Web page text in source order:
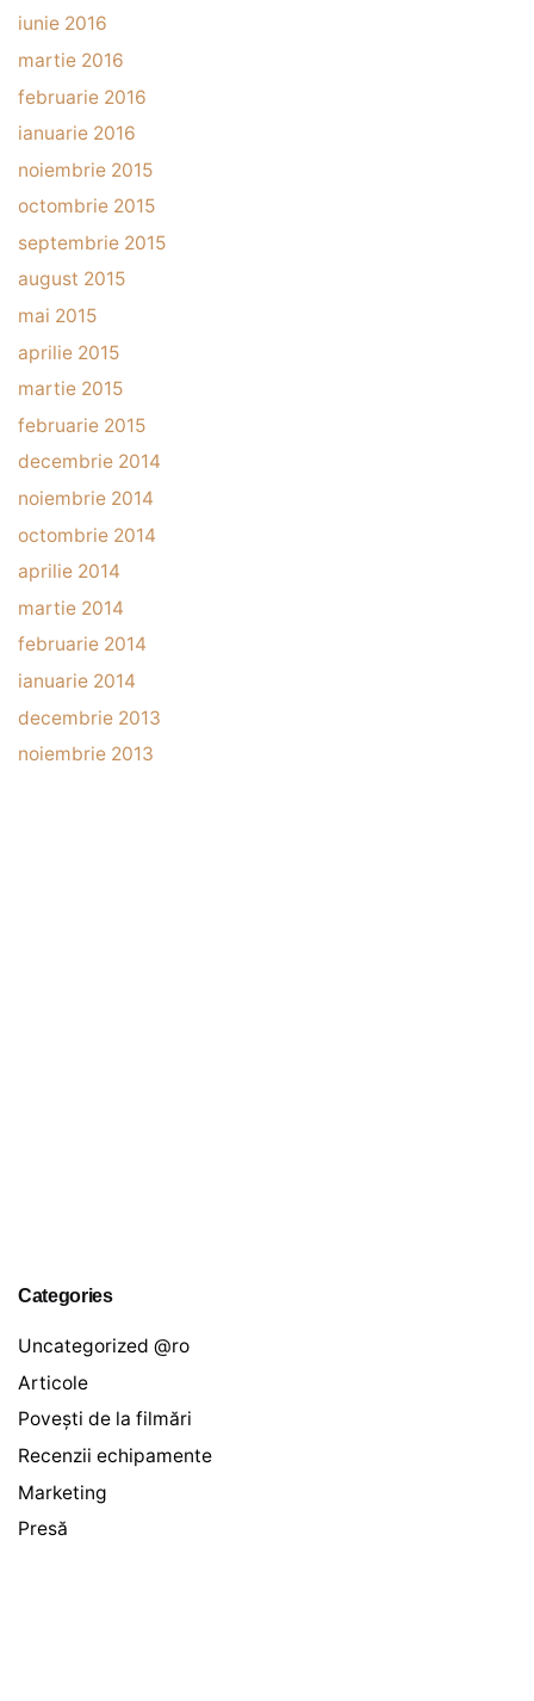
iunie 2016
martie 2016
februarie 2016
ianuarie 2016
noiembrie 2015
octombrie 2015
septembrie 2015
august 2015
mai 2015
aprilie 2015
martie 2015
februarie 2015
decembrie 2014
noiembrie 2014
octombrie 2014
aprilie 2014
martie 2014
februarie 2014
ianuarie 2014
decembrie 2013
noiembrie 2013
Categories
Uncategorized @ro
Articole
Povești de la filmări
Recenzii echipamente
Marketing
Presă